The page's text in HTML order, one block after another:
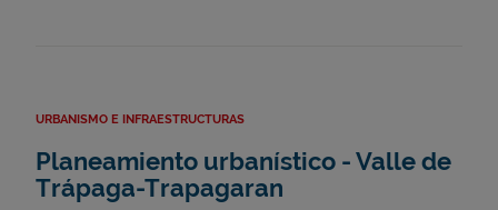
URBANISMO E INFRAESTRUCTURAS
Planeamiento urbanístico - Valle de
Trápaga-Trapagaran